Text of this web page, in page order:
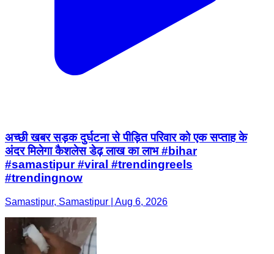
अच्छी खबर सड़क दुर्घटना से पीड़ित परिवार को एक सप्ताह के
अंदर मिलेगा कैशलेस डेढ़ लाख का लाभ #bihar
#samastipur #viral #trendingreels
#trendingnow
Samastipur, Samastipur | Aug 6, 2026